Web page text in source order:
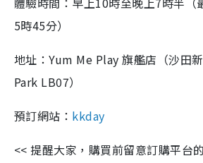
5時45分）
地址：Yum Me Play 旗艦店（沙田
Park LB07）
預訂網站： kkday
<< 提醒大家，購買前留意訂購平台